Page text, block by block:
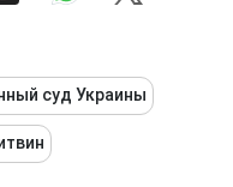
суд Украины